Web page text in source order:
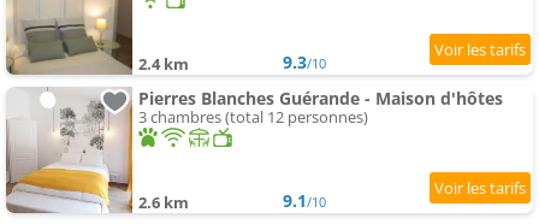
2.4 km 9.3/10
Pierres Blanches Guérande - Maison d'hôtes
3 chambres (total 12 personnes)
2.6 km 9.1/10